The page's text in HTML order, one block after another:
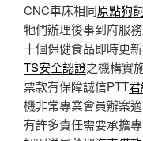
CNC車床相同原點狗
牠們辦理後事到府服
十個保健食品即時更
TS安全認證之機構實
票款有保障誠信PTT
機非常專業會員辦案
有許多責任需要承擔